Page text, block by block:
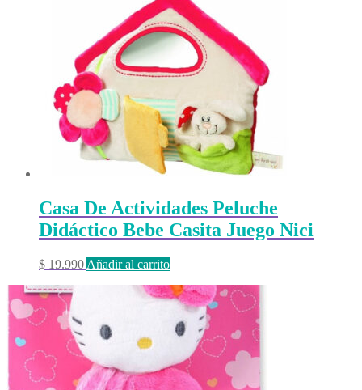
Casa De Actividades Peluche
Didáctico Bebe Casita Juego Nici
$ 19.990 Añadir al carrito